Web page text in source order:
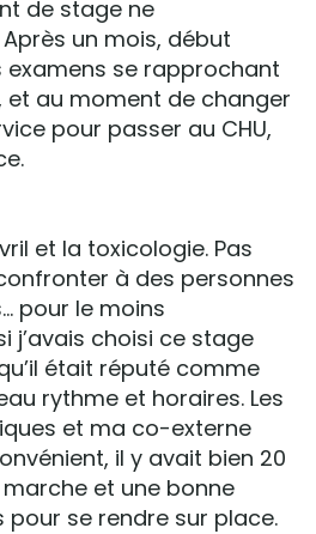
de stage ne
un mois, début
examens se rapprochant
au moment de changer
pour passer au CHU,
et la toxicologie. Pas
à des personnes
pour le moins
j’avais choisi ce stage
était réputé comme
rythme et horaires. Les
et ma co-externe
il y avait bien 20
et une bonne
pour se rendre sur place.